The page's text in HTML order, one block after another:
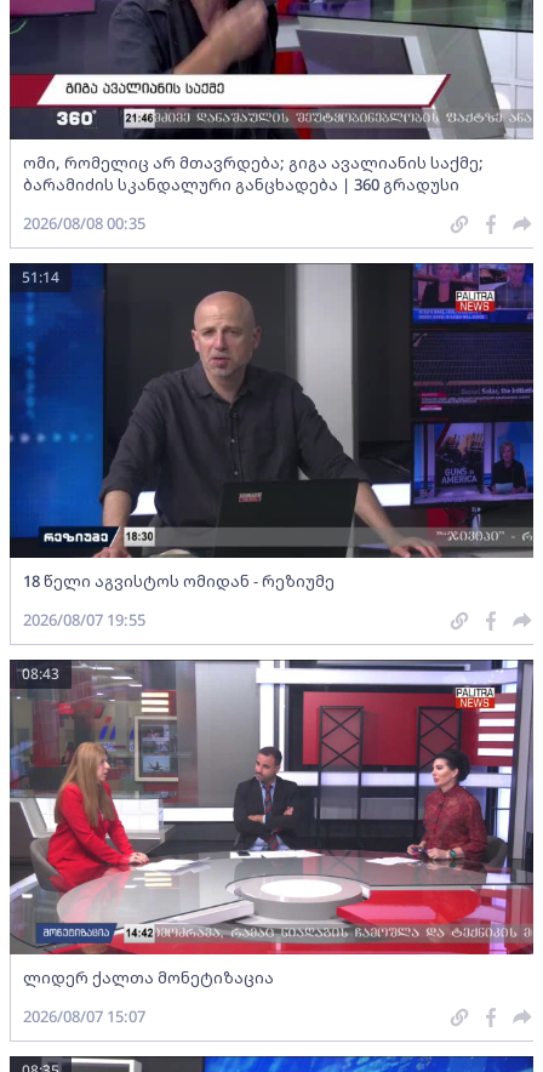
ომი, რომელიც არ მთავრდება; გიგა ავალიანის საქმე;
ბარამიძის სკანდალური განცხადება | 360 გრადუსი
2026/08/08 00:35
18 წელი აგვისტოს ომიდან - რეზიუმე
51:14
2026/08/07 19:55
ლიდერ ქალთა მონეტიზაცია
08:43
2026/08/07 15:07